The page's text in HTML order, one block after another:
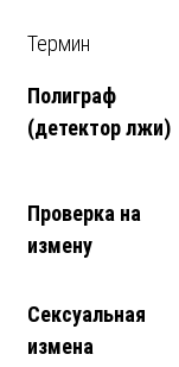
Термин
Полиграф
(детектор лжи)
Проверка на
измену
Сексуальная
измена